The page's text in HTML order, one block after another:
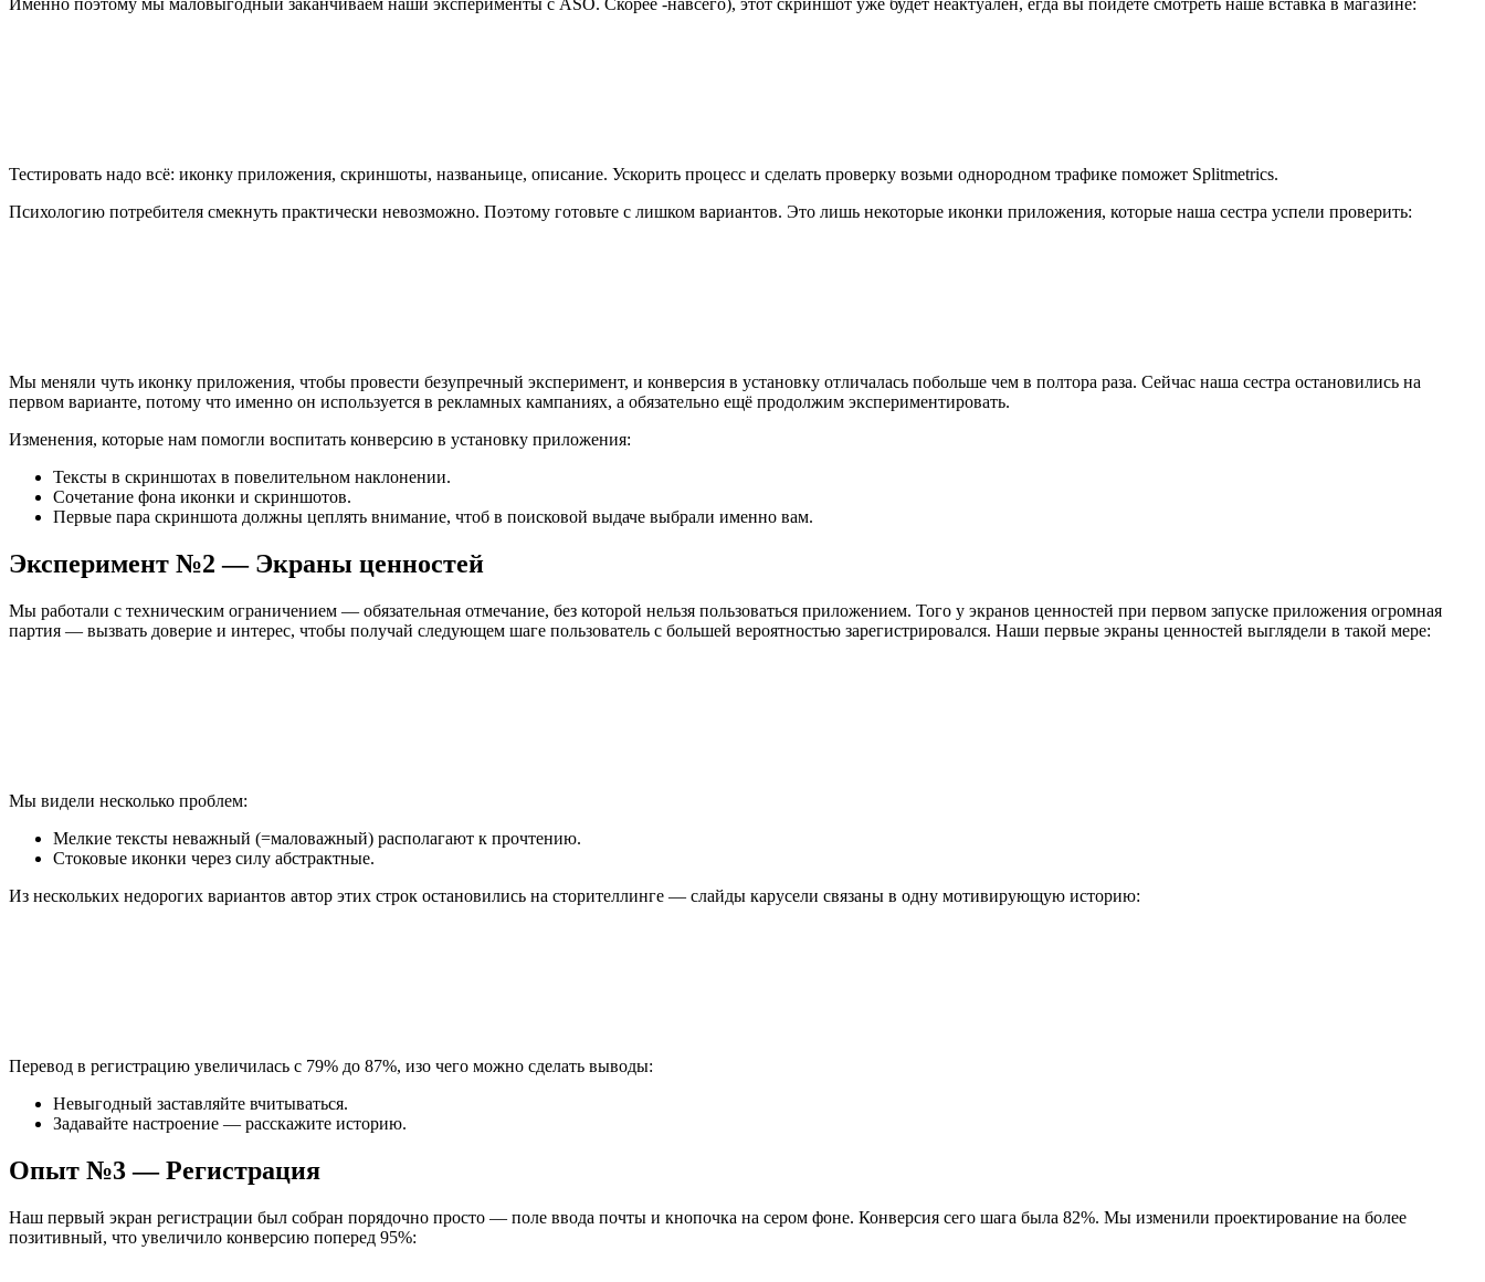
Именно поэтому мы маловыгодный заканчиваем наши эксперименты с ASO. Скорее -навсего), этот скриншот уже будет неактуален, егда вы пойдете смотреть наше вставка в магазине:
Тестировать надо всё: иконку приложения, скриншоты, названьице, описание. Ускорить процесс и сделать проверку возьми однородном трафике поможет Splitmetrics.
Психологию потребителя смекнуть практически невозможно. Поэтому готовьте с лишком вариантов. Это лишь некоторые иконки приложения, которые наша сестра успели проверить:
Мы меняли чуть иконку приложения, чтобы провести безупречный эксперимент, и конверсия в установку отличалась побольше чем в полтора раза. Сейчас наша сестра остановились на
первом варианте, потому что именно он используется в рекламных кампаниях, а обязательно ещё продолжим экспериментировать.
Изменения, которые нам помогли воспитать конверсию в установку приложения:
Тексты в скриншотах в повелительном наклонении.
Сочетание фона иконки и скриншотов.
Первые пара скриншота должны цеплять внимание, чтоб в поисковой выдаче выбрали именно вам.
Эксперимент №2 — Экраны ценностей
Мы работали с техническим ограничением — обязательная отмечание, без которой нельзя пользоваться приложением. Того у экранов ценностей при первом запуске приложения огромная
партия — вызвать доверие и интерес, чтобы получай следующем шаге пользователь с большей вероятностью зарегистрировался. Наши первые экраны ценностей выглядели в такой мере:
Мы видели несколько проблем:
Мелкие тексты неважный (=маловажный) располагают к прочтению.
Стоковые иконки через силу абстрактные.
Из нескольких недорогих вариантов автор этих строк остановились на сторителлинге — слайды карусели связаны в одну мотивирующую историю:
Перевод в регистрацию увеличилась с 79% до 87%, изо чего можно сделать выводы:
Невыгодный заставляйте вчитываться.
Задавайте настроение — расскажите историю.
Опыт №3 — Регистрация
Наш первый экран регистрации был собран порядочно просто — поле ввода почты и кнопочка на сером фоне. Конверсия сего шага была 82%. Мы изменили проектирование на более
позитивный, что увеличило конверсию поперед 95%: